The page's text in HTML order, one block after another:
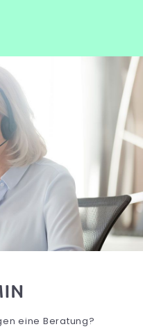
eine Beratung?